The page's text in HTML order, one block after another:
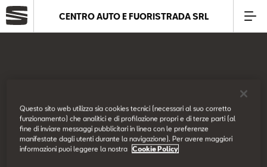
Offerte
CENTRO AUTO E FUORISTRADA SRL
Prova su strada
Questo sito web utilizza sia cookies tecnici (necessari al suo corretto
funzionamento) che analitici e di profilazione propri e di terze parti (al
fine di inviare messaggi pubblicitari in linea con le preferenze
manifestate dagli utenti durante la navigazione). Per avere maggiori
informazioni puoi leggere la nostra
Cookie Policy